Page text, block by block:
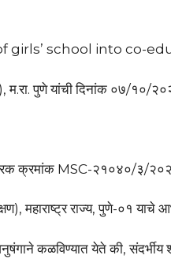
girls’ school into co-
म.रा. पुणे यांची दिनांक ०७/१०/
क्रमांक MSC-२१०४०/३/
महाराष्ट्र राज्य, पुणे-०१ याचे
कळविण्यात येते की,